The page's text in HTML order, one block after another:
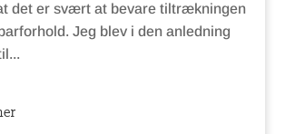
det er svært at bevare tiltrækningen
Jeg blev i den anledning